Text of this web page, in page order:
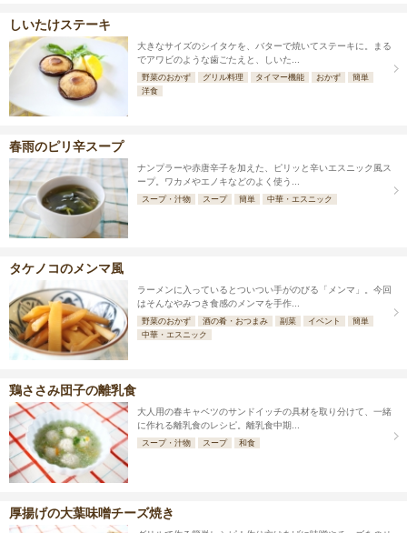
しいたけステーキ
大きなサイズのシイタケを、バターで焼いてステーキに。まる
でアワビのような歯ごたえと、しいた...
野菜のおかず グリル料理 タイマー機能 おかず
簡単
洋食
春雨のピリ辛スープ
ナンプラーや赤唐辛子を加えた、ピリッと辛いエスニック風ス
ープ。ワカメやエノキなどのよく使う...
スープ・汁物 スープ 簡単 中華・エスニック
タケノコのメンマ風
ラーメンに入っているとついつい手がのびる「メンマ」。今回
はそんなやみつき食感のメンマを手作...
野菜のおかず 酒の肴・おつまみ 副菜 イベント
簡単
中華・エスニック
鶏ささみ団子の離乳食
大人用の春キャベツのサンドイッチの具材を取り分けて、一緒
に作れる離乳食のレシピ。離乳食中期...
スープ・汁物 スープ 和食
厚揚げの大葉味噌チーズ焼き